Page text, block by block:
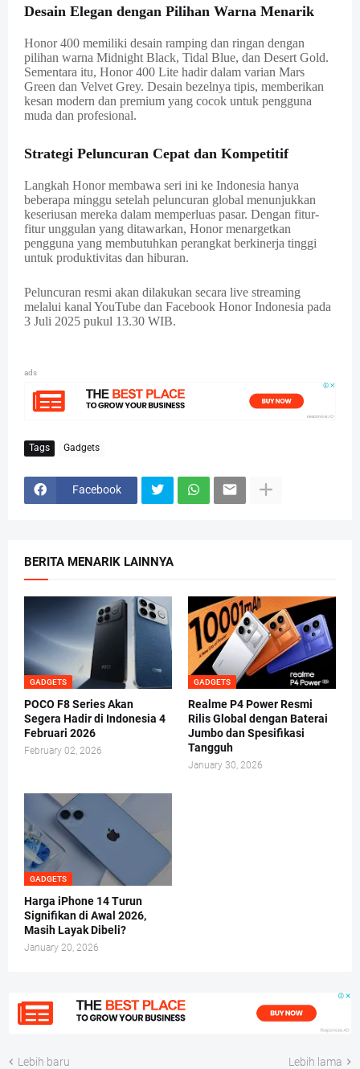
Desain Elegan dengan Pilihan Warna Menarik
Honor 400 memiliki desain ramping dan ringan dengan
pilihan warna Midnight Black, Tidal Blue, dan Desert Gold.
Sementara itu, Honor 400 Lite hadir dalam varian Mars
Green dan Velvet Grey. Desain bezelnya tipis, memberikan
kesan modern dan premium yang cocok untuk pengguna
muda dan profesional.
Strategi Peluncuran Cepat dan Kompetitif
Langkah Honor membawa seri ini ke Indonesia hanya
beberapa minggu setelah peluncuran global menunjukkan
keseriusan mereka dalam memperluas pasar. Dengan fitur-
fitur unggulan yang ditawarkan, Honor menargetkan
pengguna yang membutuhkan perangkat berkinerja tinggi
untuk produktivitas dan hiburan.
Peluncuran resmi akan dilakukan secara live streaming
melalui kanal YouTube dan Facebook Honor Indonesia pada
3 Juli 2025 pukul 13.30 WIB.
ads
Tags Gadgets
Facebook
BERITA MENARIK LAINNYA
GADGETS
POCO F8 Series Akan
Segera Hadir di Indonesia 4
Februari 2026
February 02, 2026
GADGETS
Realme P4 Power Resmi
Rilis Global dengan Baterai
Jumbo dan Spesifikasi
Tangguh
January 30, 2026
GADGETS
Harga iPhone 14 Turun
Signifikan di Awal 2026,
Masih Layak Dibeli?
January 20, 2026
Lebih baru Lebih lama